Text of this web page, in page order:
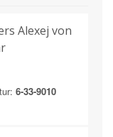
Alexej von
6-33-9010